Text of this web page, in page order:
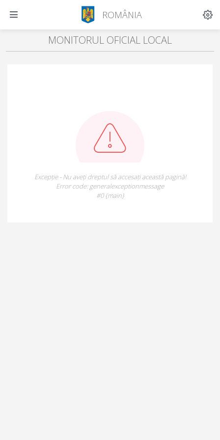
ROMÂNIA
MONITORUL OFICIAL LOCAL
Excepție - Nu aveți dreptul să accesați această pagină!
Error code: generalexceptionmessage
#0 {main}